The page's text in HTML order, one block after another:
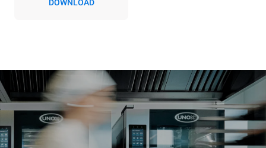
produite à partir de sources
renouvelables.Greenhouse
Gas Protocol
Estimation calculée sur la base
d'une utilisation quotidienne du
four (365 jours/an) :
6 pleines charges de
Estimation calculée sur la base
des nettoyages hebdomadaires
suivants (52 semaines/an) :
7 nettoyages longs
DOWNLOAD